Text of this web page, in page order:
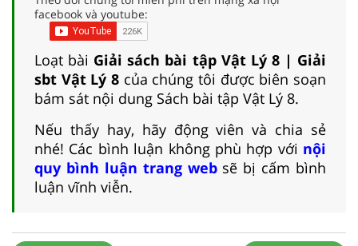
facebook và youtube:
Loạt bài Giải sách bài tập Vật Lý 8 | Giải
sbt Vật Lý 8 của chúng tôi được biên soạn
bám sát nội dung Sách bài tập Vật Lý 8.
Nếu thấy hay, hãy động viên và chia sẻ
nhé! Các bình luận không phù hợp với nội
quy bình luận trang websẽ bị cấm bình
luận vĩnh viễn.